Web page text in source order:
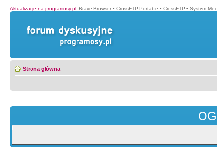
Aktualizacje na programosy.pl: Brave Browser • CrossFTP Portable • CrossFTP • System
Strona główna